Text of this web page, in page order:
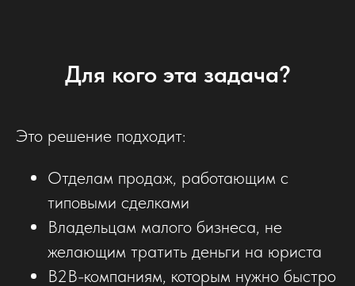
Для кого эта задача?
Это решение подходит:
Отделам продаж, работающим с
типовыми сделками
Владельцам малого бизнеса, не
желающим тратить деньги на юриста
B2B-компаниям, которым нужно быстро